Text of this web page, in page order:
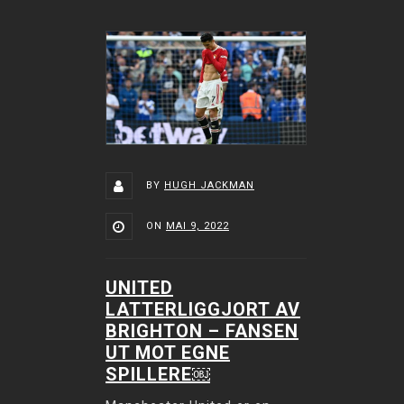
BY HUGH JACKMAN
ON MAI 9, 2022
UNITED
LATTERLIGGJORT AV
BRIGHTON – FANSEN
UT MOT EGNE
SPILLERE￼